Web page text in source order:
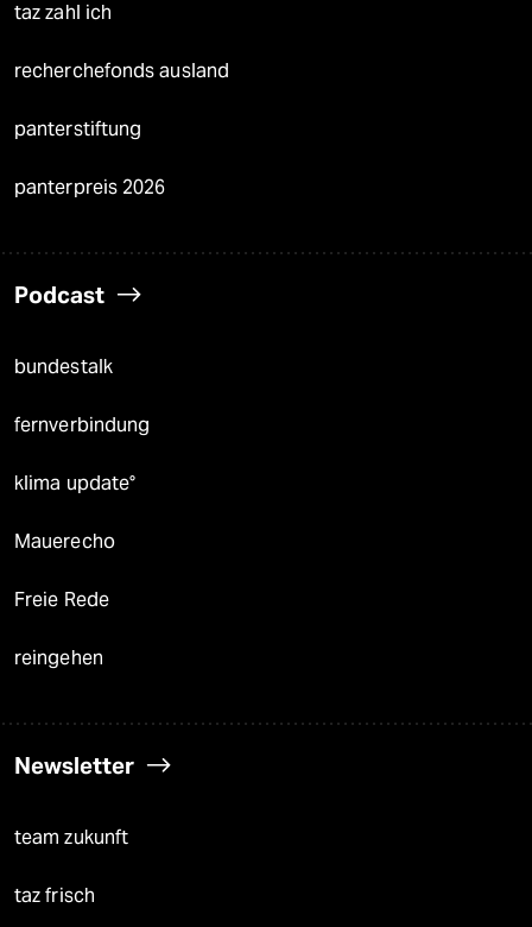
taz zahl ich
recherchefonds ausland
panterstiftung
panterpreis 2026
Podcast
bundestalk
fernverbindung
klima update°
Mauerecho
Freie Rede
reingehen
Newsletter
team zukunft
taz frisch